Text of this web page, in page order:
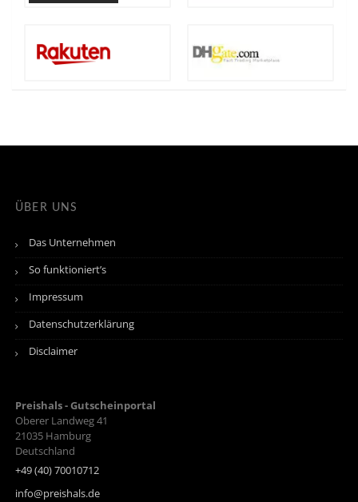
ÜBER UNS
Das Unternehmen
So funktioniert’s
Impressum
Datenschutzerklärung
Disclaimer
Preishals - Gutscheinportal
Oberer Landweg 41
21035 Hamburg
Deutschland
+49 (40) 70010712
info@preishals.de